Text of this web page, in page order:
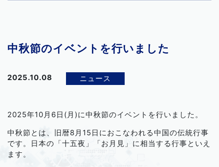
中秋節のイベントを行いました
2025.10.08 ニュース
2025年10月6日(月)に中秋節のイベントを行いました。
中秋節とは、旧暦8月15日におこなわれる中国の伝統行事
です。日本の「十五夜」「お月見」に相当する行事といえ
ます。